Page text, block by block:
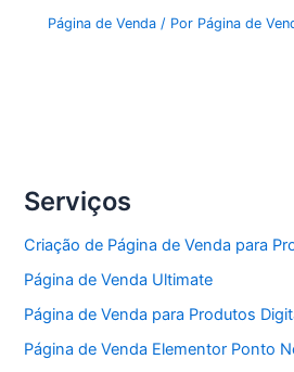
Página de Venda / Por Página de
Serviços
Criação de Página de Venda para
Página de Venda Ultimate
Página de Venda para Produtos
Página de Venda Elementor Ponto